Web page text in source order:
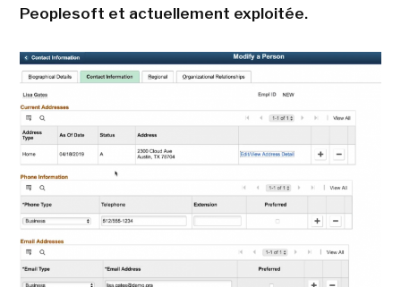
Peoplesoft et actuellement exploitée.